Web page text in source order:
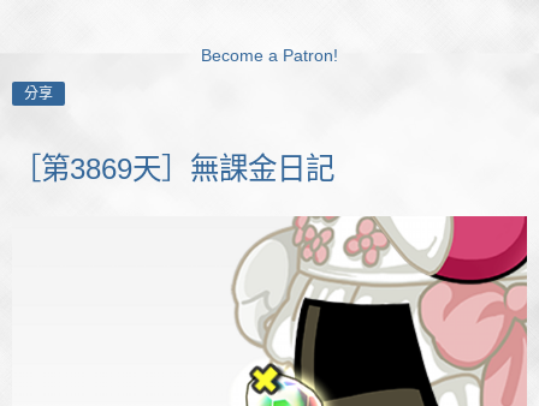
Become a Patron!
分享
［第3869天］無課金日記